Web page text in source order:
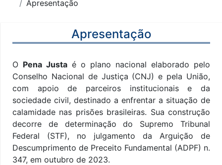
Apresentação
Apresentação
O Pena Justaé o plano nacional elaborado pelo
Conselho Nacional de Justiça (CNJ) e pela União,
com apoio de parceiros institucionais e da
sociedade civil, destinado a enfrentar a situação de
calamidade nas prisões brasileiras. Sua construção
decorre de determinação do Supremo Tribunal
Federal (STF), no julgamento da Arguição de
Descumprimento de Preceito Fundamental (ADPF) n.
347, em outubro de 2023.